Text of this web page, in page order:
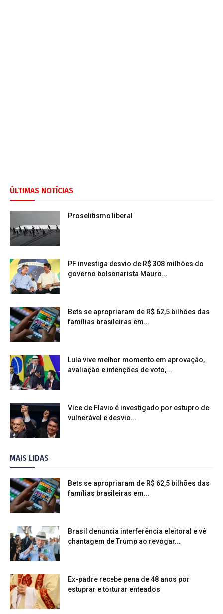
ÚLTIMAS NOTÍCIAS
Proselitismo liberal
PF investiga desvio de R$ 308 milhões do
governo bolsonarista Mauro...
Bets se apropriaram de R$ 62,5 bilhões das
famílias brasileiras em...
Lula vive melhor momento em aprovação,
avaliação e intenções de voto,...
Vice de Flavio é investigado por estupro de
vulnerável e desvio...
MAIS LIDAS
Bets se apropriaram de R$ 62,5 bilhões das
famílias brasileiras em...
Brasil denuncia interferência eleitoral e vê
chantagem de Trump ao revogar...
Ex-padre recebe pena de 48 anos por
estuprar e torturar enteados